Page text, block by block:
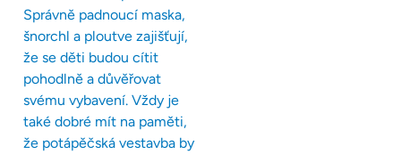
Správně padnoucí maska,
šnorchl a ploutve zajišťují,
že se děti budou cítit
pohodlně a důvěřovat
svému vybavení. Vždy je
také dobré mít na paměti,
že potápěčská vestavba by